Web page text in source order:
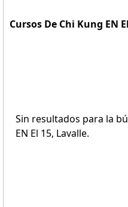
Cursos De Chi Kung EN
Sin resultados para la
EN El 15, Lavalle.